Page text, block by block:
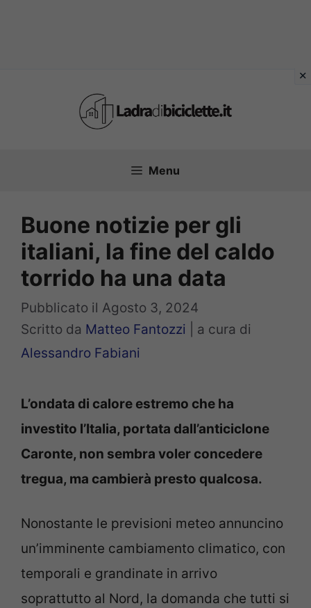
Menu
Buone notizie per gli
italiani, la fine del caldo
torrido ha una data
Pubblicato il Agosto 3, 2024
Scritto da Matteo Fantozzi
a cura di
Alessandro Fabiani
L’ondata di calore estremo che ha
investito l’Italia, portata dall’anticiclone
Caronte, non sembra voler concedere
tregua, ma cambierà presto qualcosa.
Nonostante le previsioni meteo annuncino
un’imminente cambiamento climatico, con
temporali e grandinate in arrivo
soprattutto al Nord, la domanda che tutti si